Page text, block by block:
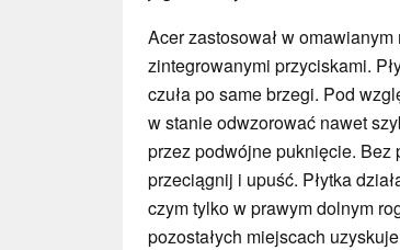
Acer zastosował w
zintegrowanymi przyciskami.
czuła po same brzegi. Pod
w stanie odwzorować nawet
przez podwójne puknięcie. Bez
przeciągnij i upuść. Płytka
czym tylko w prawym dolnym
pozostałych miejscach